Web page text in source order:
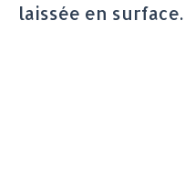
laissée en surface.